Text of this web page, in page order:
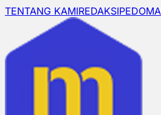
TENTANG KAMIREDAKSI